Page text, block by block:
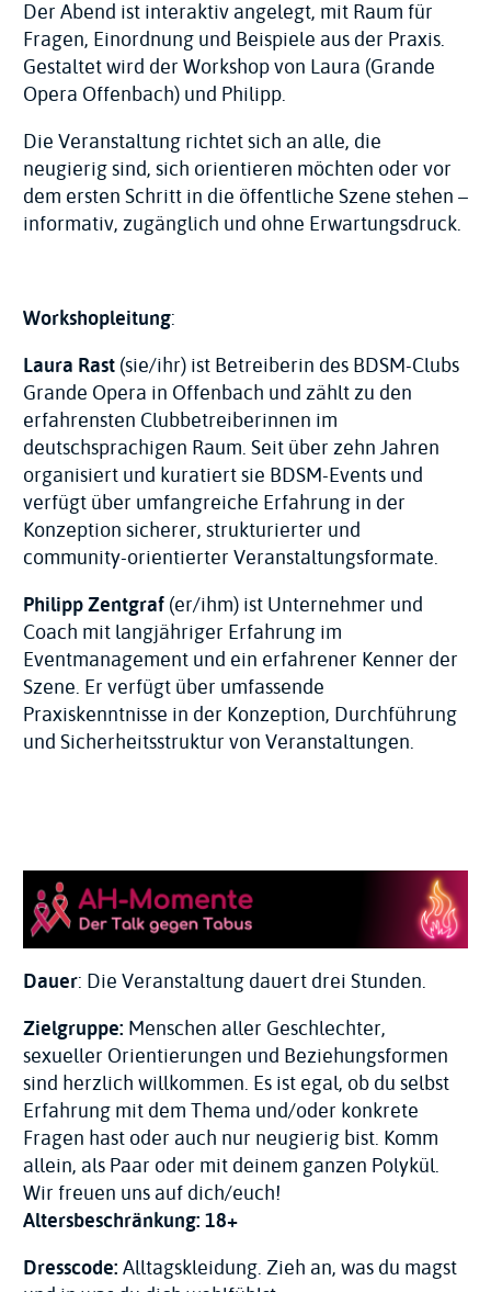
Der Abend ist interaktiv angelegt, mit Raum für
Fragen, Einordnung und Beispiele aus der Praxis.
Gestaltet wird der Workshop von Laura (Grande
Opera Offenbach) und Philipp.
Die Veranstaltung richtet sich an alle, die
neugierig sind, sich orientieren möchten oder vor
dem ersten Schritt in die öffentliche Szene stehen –
informativ, zugänglich und ohne Erwartungsdruck.
Workshopleitung:
Laura Rast(sie/ihr) ist Betreiberin des BDSM-Clubs
Grande Opera in Offenbach und zählt zu den
erfahrensten Clubbetreiberinnen im
deutschsprachigen Raum. Seit über zehn Jahren
organisiert und kuratiert sie BDSM-Events und
verfügt über umfangreiche Erfahrung in der
Konzeption sicherer, strukturierter und
community-orientierter Veranstaltungsformate.
Philipp Zentgraf(er/ihm) ist Unternehmer und
Coach mit langjähriger Erfahrung im
Eventmanagement und ein erfahrener Kenner der
Szene. Er verfügt über umfassende
Praxiskenntnisse in der Konzeption, Durchführung
und Sicherheitsstruktur von Veranstaltungen.
Dauer: Die Veranstaltung dauert drei Stunden.
Zielgruppe: Menschen aller Geschlechter,
sexueller Orientierungen und Beziehungsformen
sind herzlich willkommen. Es ist egal, ob du selbst
Erfahrung mit dem Thema und/oder konkrete
Fragen hast oder auch nur neugierig bist. Komm
allein, als Paar oder mit deinem ganzen Polykül.
Wir freuen uns auf dich/euch!
Altersbeschränkung: 18+
Dresscode:Alltagskleidung. Zieh an, was du magst